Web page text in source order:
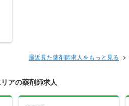
最近見た薬剤師求人をもっと見る
アの薬剤師求人